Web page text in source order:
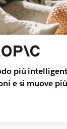
più
e si muove